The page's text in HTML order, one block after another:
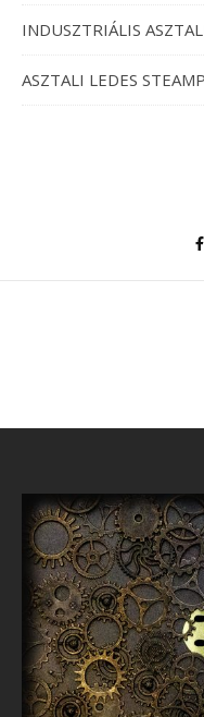
INDUSZTRIÁLIS
ASZTALI LEDES